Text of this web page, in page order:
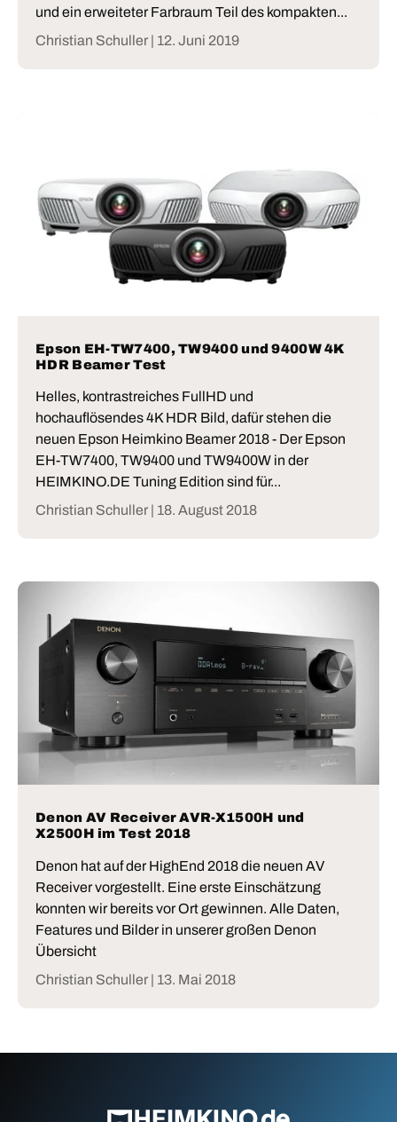
und ein erweiteter Farbraum Teil des kompakten...
Christian Schuller | 12. Juni 2019
Epson EH-TW7400, TW9400 und 9400W 4K
HDR Beamer Test
Helles, kontrastreiches FullHD und
hochauflösendes 4K HDR Bild, dafür stehen die
neuen Epson Heimkino Beamer 2018 - Der Epson
EH-TW7400, TW9400 und TW9400W in der
HEIMKINO.DE Tuning Edition sind für...
Christian Schuller | 18. August 2018
Denon AV Receiver AVR-X1500H und
X2500H im Test 2018
Denon hat auf der HighEnd 2018 die neuen AV
Receiver vorgestellt. Eine erste Einschätzung
konnten wir bereits vor Ort gewinnen. Alle Daten,
Features und Bilder in unserer großen Denon
Übersicht
Christian Schuller | 13. Mai 2018